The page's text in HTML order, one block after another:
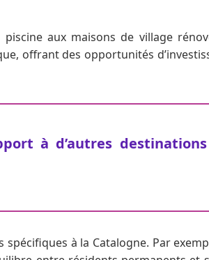
aux maisons de village
offrant des opportunités
à d’autres
à la Catalogne. Par